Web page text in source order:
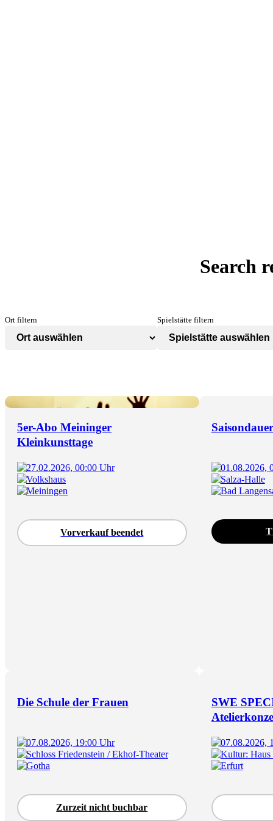
Search
Ort filtern Spielstätte filtern
5er-Abo Meininger
Kleinkunsttage
27.02.2026, 00:00 Uhr
Volkshaus
Meiningen
Vorverkauf beendet
01.08.2026,
Salza-Halle
Bad
Die Schule der Frauen
07.08.2026, 19:00 Uhr
Schloss Friedenstein / Ekhof-Theater
Gotha
Zurzeit nicht buchbar
SWE
07.08.2026,
Kultur: Haus
Erfurt